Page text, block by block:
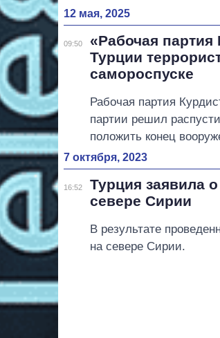
12 мая, 2025
09:50
«Рабочая партия
Турции
самороспуске
Рабочая партия
партии решил
положить конец
7 октября, 2023
16:52
Турция заявила
севере Сирии
В результате
на севере Сирии.